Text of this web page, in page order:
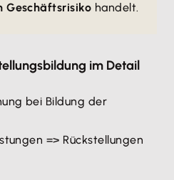
Geschäftsrisiko handelt.
im Detail
bei Bildung der
=> Rückstellungen